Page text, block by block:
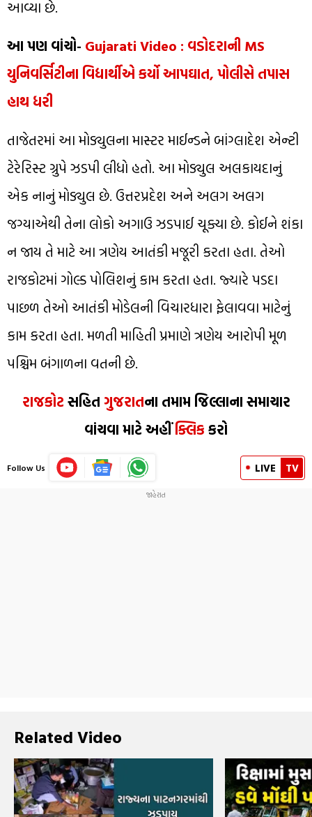
આવ્યા છે.
આ પણ વાંચો- Gujarati Video : વડોદરાની MS
યુનિવર્સિટીના વિદ્યાર્થીએ કર્યો આપઘાત, પોલીસે તપાસ
હાથ ધરી
તાજેતરમાં આ મોડ્યુલના માસ્ટર માઈન્ડને બાંગ્લાદેશ એન્ટી
ટેરેરિસ્ટ ગ્રુપે ઝડપી લીધો હતો. આ મોડ્યુલ અલકાયદાનું
એક નાનું મોડ્યુલ છે. ઉત્તરપ્રદેશ અને અલગ અલગ
જગ્યાએથી તેના લોકો અગાઉ ઝડપાઈ ચૂક્યા છે. કોઈને શંકા
ન જાય તે માટે આ ત્રણેય આતંકી મજૂરી કરતા હતા. તેઓ
રાજકોટમાં ગોલ્ડ પોલિશનું કામ કરતા હતા. જ્યારે પડદા
પાછળ તેઓ આતંકી મોડેલની વિચારધારા ફેલાવવા માટેનું
કામ કરતા હતા. મળતી માહિતી પ્રમાણે ત્રણેય આરોપી મૂળ
પશ્ચિમ બંગાળના વતની છે.
રાજકોટ સહિત ગુજરાતના તમામ જિલ્લાના સમાચાર
વાંચવા માટે અહીંક્લિક કરો
Follow Us LIVE TV
Related Video